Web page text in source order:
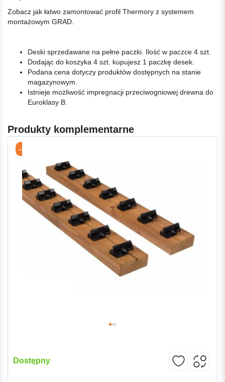
Zobacz jak łatwo zamontować profil Thermory z systemem
montażowym GRAD.
Deski sprzedawane na pełne paczki. Ilość w paczce 4 szt.
Dodając do koszyka 4 szt. kupujesz 1 paczkę desek.
Podana cena dotyczy produktów dostępnych na stanie
magazynowym.
Istnieje możliwość impregnacji przeciwogniowej drewna do
Euroklasy B.
Produkty komplementarne
-5%
Dostępny